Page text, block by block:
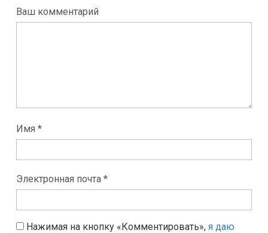
Ваш комментарий
Имя *
Электронная почта *
Нажимая на кнопку «Комментировать», я даю